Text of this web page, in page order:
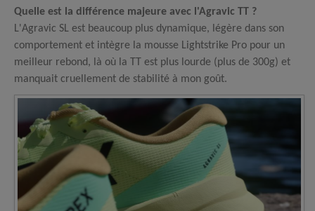
Quelle est la différence majeure avec l'Agravic TT ?
L'Agravic SL est beaucoup plus dynamique, légère dans son
comportement et intègre la mousse Lightstrike Pro pour un
meilleur rebond, là où la TT est plus lourde (plus de 300g) et
manquait cruellement de stabilité à mon goût.